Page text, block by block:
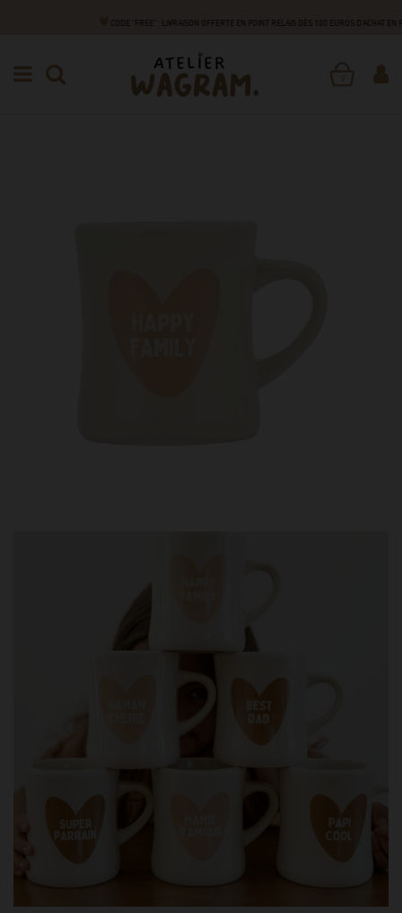
CODE "FREE" : LIVRAISON OFFERTE EN POINT RELAIS DÈS 100 EUROS D'ACHAT EN